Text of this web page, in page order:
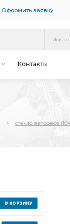
Оформить заявку
Контакты
стекло ветровое